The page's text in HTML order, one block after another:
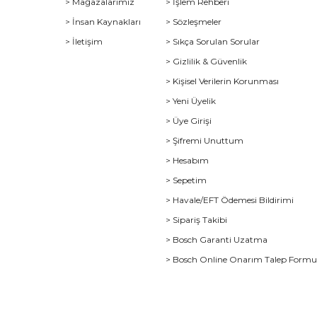
> İnsan Kaynakları
> İletişim
> Sözleşmeler
> Sıkça Sorulan Sorular
> Gizlilik & Güvenlik
> Kişisel Verilerin Korunması
> Yeni Üyelik
> Üye Girişi
> Şifremi Unuttum
> Hesabım
> Sepetim
> Havale/EFT Ödemesi Bildirimi
> Sipariş Takibi
> Bosch Garanti Uzatma
> Bosch Online Onarım Talep Formu